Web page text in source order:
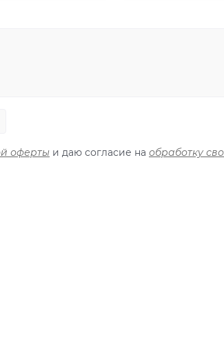
оферты и даю согласие на обработку